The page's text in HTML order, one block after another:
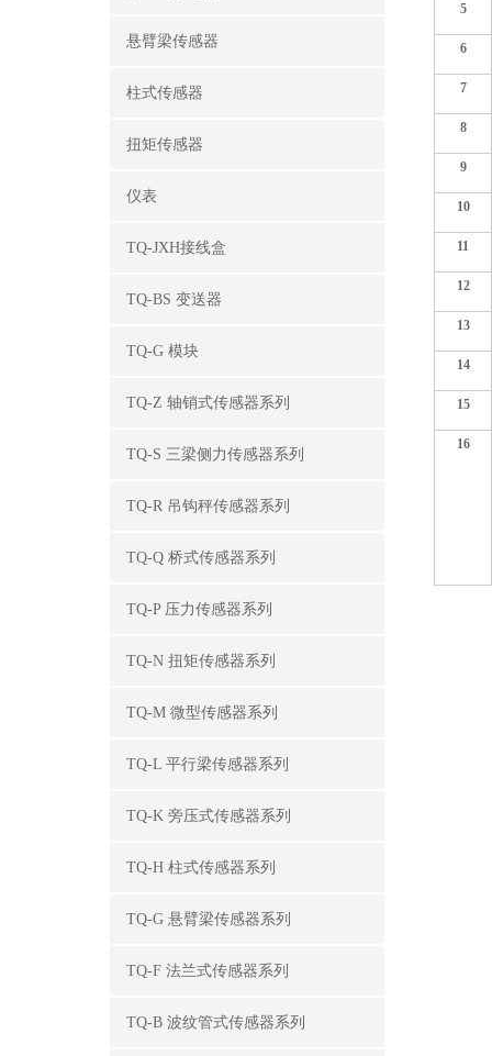
悬臂梁传感器
柱式传感器
扭矩传感器
仪表
TQ-JXH接线盒
TQ-BS 变送器
TQ-G 模块
TQ-Z 轴销式传感器系列
TQ-S 三梁侧力传感器系列
TQ-R 吊钩秤传感器系列
TQ-Q 桥式传感器系列
TQ-P 压力传感器系列
TQ-N 扭矩传感器系列
TQ-M 微型传感器系列
TQ-L 平行梁传感器系列
TQ-K 旁压式传感器系列
TQ-H 柱式传感器系列
TQ-G 悬臂梁传感器系列
TQ-F 法兰式传感器系列
TQ-B 波纹管式传感器系列
5
6
7
8
9
10
11
12
13
14
15
16